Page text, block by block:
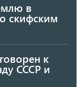
в
скифским
к
СССР и